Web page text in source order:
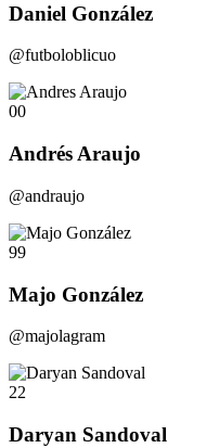
Daniel González
@futboloblicuo
00
Andrés Araujo
@andraujo
99
Majo González
@majolagram
22
Daryan Sandoval